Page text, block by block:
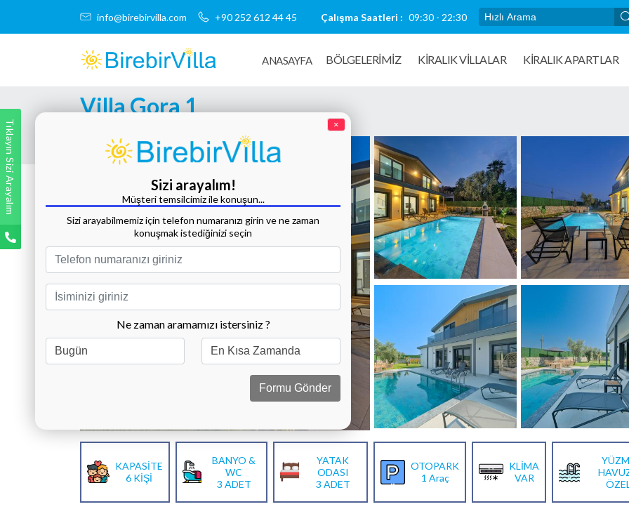
info@birebirvilla.com +90 252 612 44 45 Çalışma Saatleri : 09:30 - 22:30
ANASAYFA BÖLGELERİMİZ KIRALIK VILLALAR KİRALIK APARTLAR
Villa Gora 1
Tüm Fotoğrafları Göster
KAPASİTE
6 KİŞİ
BANYO &
WC
3 ADET
YATAK
ODASI
3 ADET
OTOPARK
1 Araç
KLİMA
VAR
Tıklayın Sizi Arayalım ×
Sizi arayalım!
Müşteri temsilcimiz ile konuşun...
Sizi arayabilmemiz için telefon numaranızı girin ve ne zaman
konuşmak istediğinizi seçin
Ne zaman aramamızı istersiniz ?
Formu Gönder